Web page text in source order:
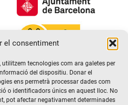
el consentiment
utilitzem tecnologies com ara galetes per
del dispositiu. Donar el
ens permetrà processar dades com
o identificadors únics en aquest lloc. No
pot afectar negativament determinades